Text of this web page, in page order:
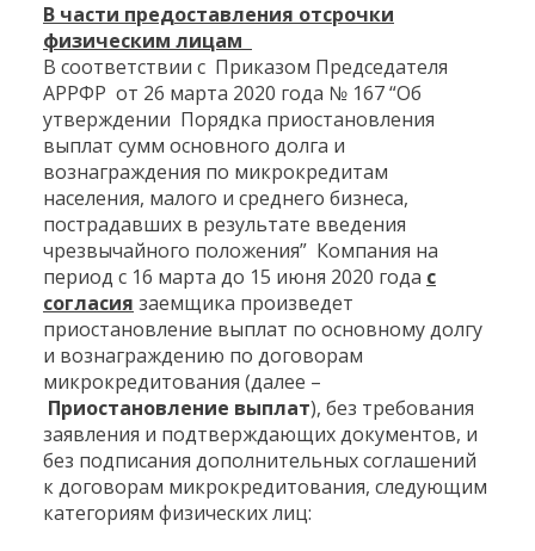
В части предоставления отсрочки
физическим лицам
В соответствии с Приказом Председателя
АРРФР от 26 марта 2020 года № 167 “Об
утверждении Порядка приостановления
выплат сумм основного долга и
вознаграждения по микрокредитам
населения, малого и среднего бизнеса,
пострадавших в результате введения
чрезвычайного положения” Компания на
период с 16 марта до 15 июня 2020 года с
согласия заемщика произведет
приостановление выплат по основному долгу
и вознаграждению по договорам
микрокредитования (далее –
Приостановление выплат), без требования
заявления и подтверждающих документов, и
без подписания дополнительных соглашений
к договорам микрокредитования, следующим
категориям физических лиц: